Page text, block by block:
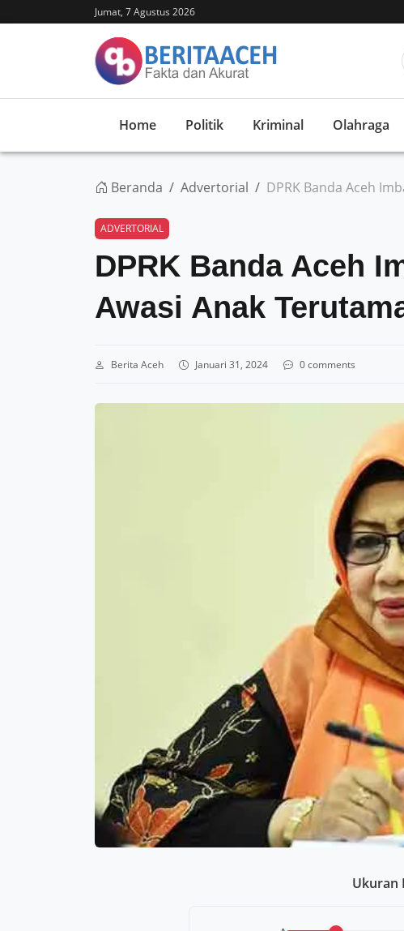
Jumat, 7 Agustus 2026
Home Politik Kriminal Olahraga
Beranda Advertorial DPRK Banda Aceh
ADVERTORIAL
DPRK Banda Aceh
Awasi Anak
Berita Aceh Januari 31, 2024 0 comments
Ukuran